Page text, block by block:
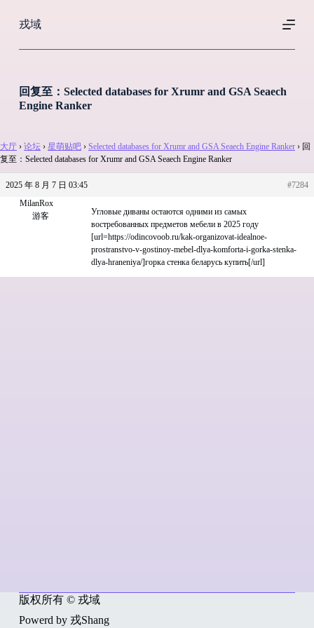
过
戎域
回复至：Selected databases for Xrumr and GSA Seaech
Engine Ranker
大厅 › 论坛 › 星萌贴吧 › Selected databases for Xrumr and GSA Seaech Engine Ranker › 回
复至：Selected databases for Xrumr and GSA Seaech Engine Ranker
2025 年 8 月 7 日 03:45
#7284
MilanRox
游客
Угловые диваны остаются одними из самых
востребованных предметов мебели в 2025 году
[url=https://odincovoob.ru/kak-organizovat-idealnoe-
prostranstvo-v-gostinoy-mebel-dlya-komforta-i-gorka-stenka-
dlya-hraneniya/]горка стенка беларусь купить[/url]
版权所有 © 戎域
Powerd by 戎Shang